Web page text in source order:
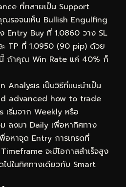
ที่กลายเป็น Support
รอจนเห็น Bullish Engulfing
Entry Buy ที่ 1.0860 วาง SL
TP ที่ 1.0950 (90 pip) ด้วย
นี้ ถ้าคุณ Win Rate แค่ 40% ก็
Analysis เป็นวิธีที่แนะนำเป็น
advanced how to trade
ริ่มจาก Weekly หรือ
ลงมา Daily เพื่อหาทิศทาง
อหาจุด Entry การเทรดที่
จะมีโอกาสสำเร็จสูง
ไปในทิศทางเดียวกับ Smart